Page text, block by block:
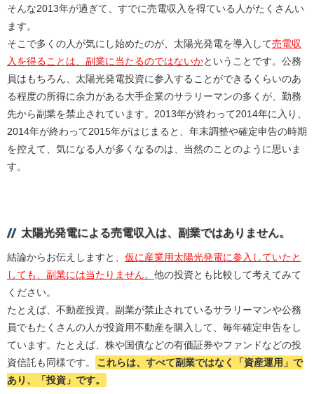
そんな2013年が過ぎて、すでに売電収入を得ている人がたくさんい
ます。
そこで多くの人が気にし始めたのが、太陽光発電を導入して売電収
入を得ることは、副業に当たるのではないかということです。公務
員はもちろん、太陽光発電投資に参入することができるくらいのあ
る程度の所得に余力がある大手企業のサラリーマンの多くが、勤務
先から副業を禁止されています。2013年が終わって2014年に入り、
2014年が終わって2015年がはじまると、年末調整や確定申告の時期
を控えて、気になる人が多くなるのは、当然のことのように思いま
す。
太陽光発電による売電収入は、副業ではありません。
結論からお伝えしますと、 仮に産業用太陽光発電に参入していたと
しても、副業には当たりません。 他の投資とも比較して考えてみて
ください。
たとえば、不動産投資。副業が禁止されているサラリーマンや公務
員でもたくさんの人が投資用不動産を購入して、毎年確定申告をし
ています。たとえば、株や国債などの有価証券やファンドなどの投
資信託も同様です。
これらは、すべて副業ではなく「資産運用」で
あり、「投資」です。